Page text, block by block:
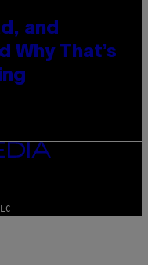
and
Why That’s